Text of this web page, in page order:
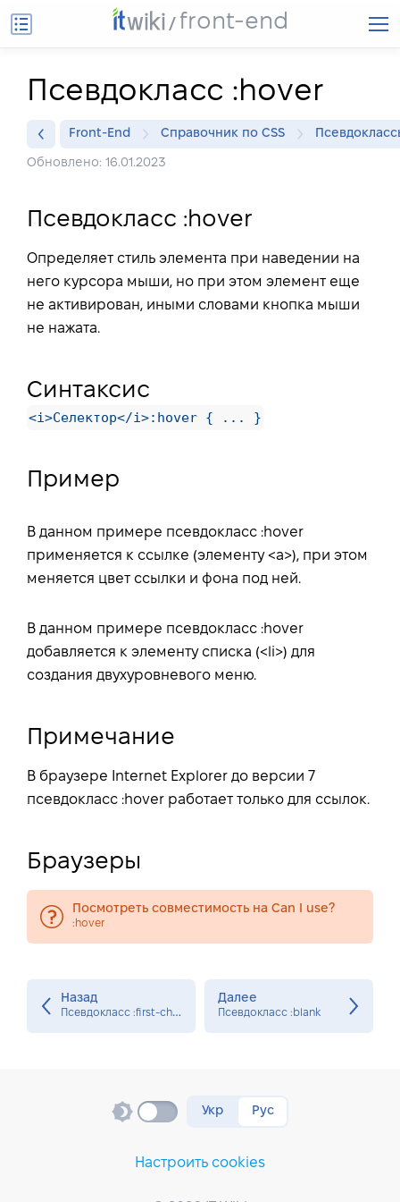
front-end
Псевдокласс :hover
Front-End Справочник по CSS
Обновлено: 16.01.2023
Псевдокласс :hover
Определяет стиль элемента при наведении на
него курсора мыши, но при этом элемент еще
не активирован, иными словами кнопка мыши
не нажата.
Синтаксис
<i>Селектор</i>:hover { ... }
Пример
В данном примере псевдокласс :hover
применяется к ссылке (элементу <a>), при этом
меняется цвет ссылки и фона под ней.
В данном примере псевдокласс :hover
добавляется к элементу списка (<li>) для
создания двухуровневого меню.
Примечание
В браузере Internet Explorer до версии 7
псевдокласс :hover работает только для ссылок.
Браузеры
Посмотреть совместимость на Can I use?
:hover
Назад
П
севдокласс :first-child
Далее
Псевдокласс :blank
Настроить cookies
Укр Рус